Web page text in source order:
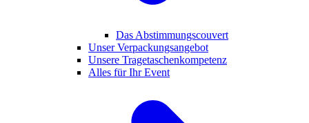
Das Abstimmungscouvert
Unser Verpackungsangebot
Unsere Tragetaschenkompetenz
Alles für Ihr Event